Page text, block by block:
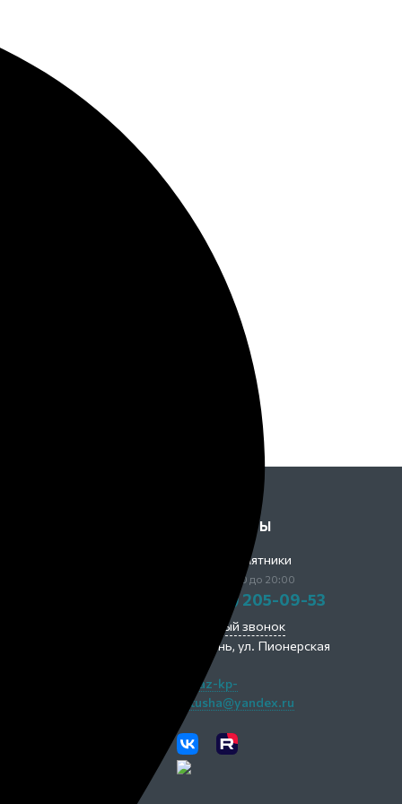
КОНТАКТЫ
Ратуша Памятники
ПН-ВС с 10:00 до 20:00
+7 (843) 205-09-53
Обратный звонок
г. Казань,ул. Пионерская
zakaz-kp-
ratusha@yandex.ru